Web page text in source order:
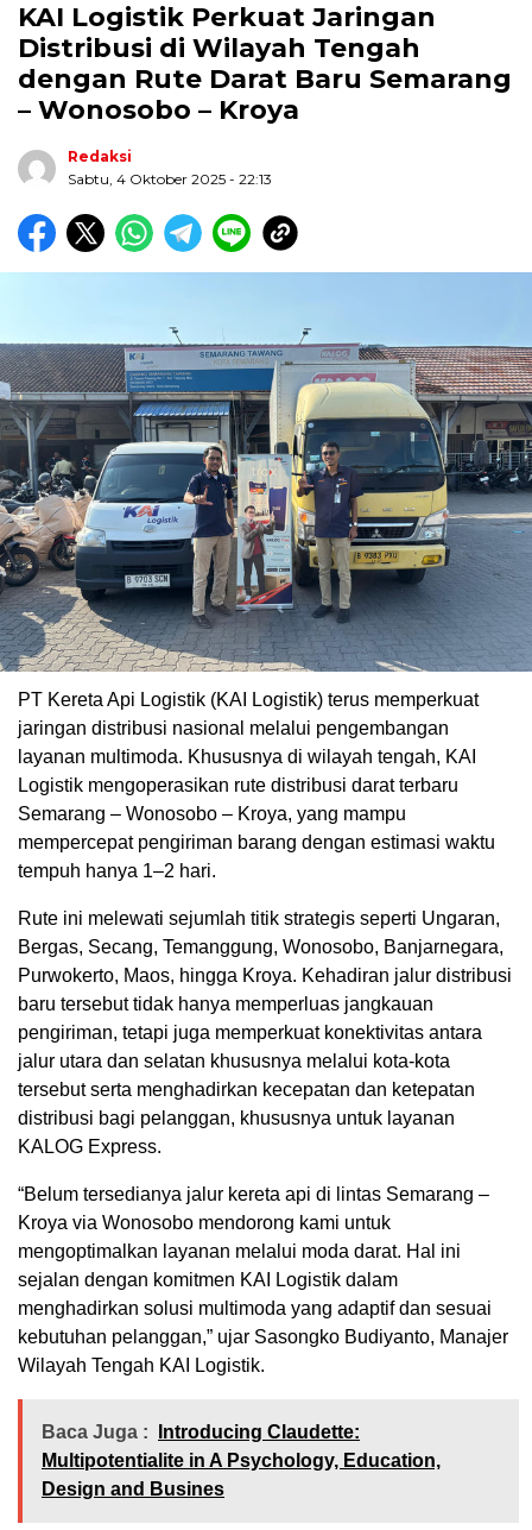
KAI Logistik Perkuat Jaringan
Distribusi di Wilayah Tengah
dengan Rute Darat Baru Semarang
– Wonosobo – Kroya
Redaksi
Sabtu, 4 Oktober 2025 - 22:13
PT Kereta Api Logistik (KAI Logistik) terus memperkuat
jaringan distribusi nasional melalui pengembangan
layanan multimoda. Khususnya di wilayah tengah, KAI
Logistik mengoperasikan rute distribusi darat terbaru
Semarang – Wonosobo – Kroya, yang mampu
mempercepat pengiriman barang dengan estimasi waktu
tempuh hanya 1–2 hari.
Rute ini melewati sejumlah titik strategis seperti Ungaran,
Bergas, Secang, Temanggung, Wonosobo, Banjarnegara,
Purwokerto, Maos, hingga Kroya. Kehadiran jalur distribusi
baru tersebut tidak hanya memperluas jangkauan
pengiriman, tetapi juga memperkuat konektivitas antara
jalur utara dan selatan khususnya melalui kota-kota
tersebut serta menghadirkan kecepatan dan ketepatan
distribusi bagi pelanggan, khususnya untuk layanan
KALOG Express.
“Belum tersedianya jalur kereta api di lintas Semarang –
Kroya via Wonosobo mendorong kami untuk
mengoptimalkan layanan melalui moda darat. Hal ini
sejalan dengan komitmen KAI Logistik dalam
menghadirkan solusi multimoda yang adaptif dan sesuai
kebutuhan pelanggan,” ujar Sasongko Budiyanto, Manajer
Wilayah Tengah KAI Logistik.
Baca Juga :
Introducing Claudette:
Multipotentialite in A Psychology, Education,
Design and Busines